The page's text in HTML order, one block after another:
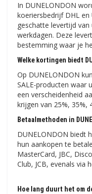
In DUNELONDON
koeriersbedrijf DHL en
geschatte levertijd
werkdagen. Deze
bestemming waar je
Welke kortingen biedt
Op DUNELONDON
SALE-producten waar
een verscheidenheid
krijgen van 25%, 35%,
Betaalmethoden in
DUNELONDON biedt
hun aankopen te
MasterCard, JBC,
Club, JCB, evenals via
Hoe lang duurt het om